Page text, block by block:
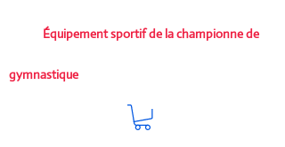
Équipement sportif de la championne de
gymnastique